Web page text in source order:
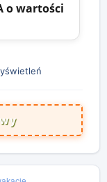
o wartości